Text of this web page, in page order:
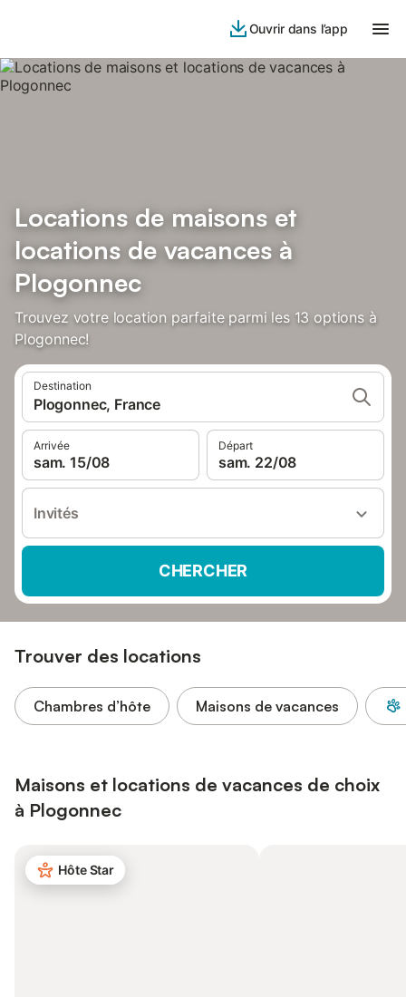
Ouvrir dans l’app
Locations de maisons et
locations de vacances à
Plogonnec
Trouvez votre location parfaite parmi les 13 options à
Plogonnec!
Destination
Plogonnec, France
Arrivée
sam. 15/08
Départ
sam. 22/08
Invités
CHERCHER
Trouver des locations
Chambres d’hôte Maisons de vacances
Maisons et locations de vacances de choix
à Plogonnec
Hôte Star